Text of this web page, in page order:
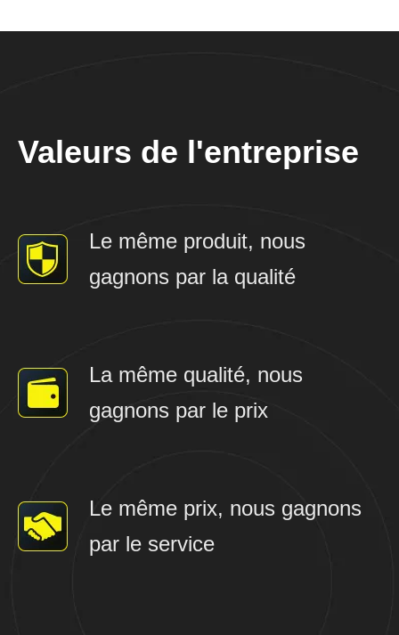
Valeurs de l'entreprise
Le même produit, nous
gagnons par la qualité
La même qualité, nous
gagnons par le prix
Le même prix, nous gagnons
par le service